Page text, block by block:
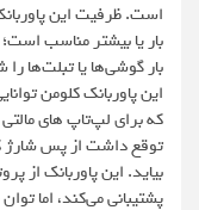
است. ظرفیت این
بار یا بیشتر مناسب
بار گوشی‌ها یا تبلت‌ها را
که برای لپ‌تاپ های
توقع داشت از پس